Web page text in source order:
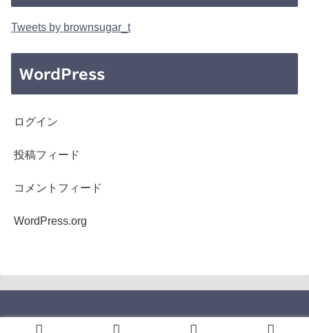
Tweets by brownsugar_t
WordPress
ログイン
投稿フィード
コメントフィード
WordPress.org